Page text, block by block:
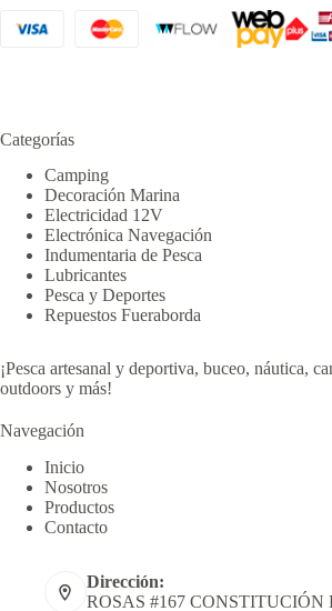
Categorías
Camping
Decoración Marina
Electricidad 12V
Electrónica Navegación
Indumentaria de Pesca
Lubricantes
Pesca y Deportes
Repuestos Fueraborda
¡Pesca artesanal y deportiva, buceo, náutica,
outdoors y más!
Navegación
Inicio
Nosotros
Productos
Contacto
Dirección:
ROSAS #167 CONSTITUCIÓN